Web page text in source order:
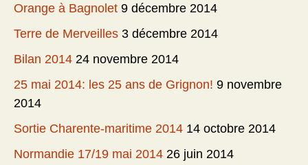
Orange à Bagnolet 9 décembre 2014
Terre de Merveilles 3 décembre 2014
Bilan 2014 24 novembre 2014
25 mai 2014: les 25 ans de Grignon! 9 novembre
2014
Sortie Charente-maritime 2014 14 octobre 2014
Normandie 17/19 mai 2014 26 juin 2014